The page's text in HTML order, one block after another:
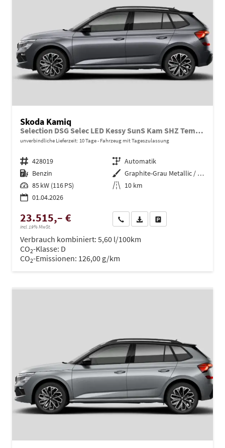
Skoda Kamiq
Selection DSG Selec LED Kessy SunS Kam SHZ Temp PDC
unverbindliche Lieferzeit: 10 Tage Fahrzeug mit Tageszulassung
Fahrzeugnr. 428019 Getriebe Automatik
Kraftstoff Benzin Außenfarbe
Graphite-Grau Metallic / Dach in
Leistung 85 kW (116 PS) Kilometerstand 10 km
01.04.2026
23.515,– €
incl. 19% MwSt.
Wir rufen Sie anPDF-Datei, Fahrzeugexposé
Verbrauch kombiniert: 5,60 l/100km
CO2-Klasse: D
CO2-Emissionen: 126,00 g/km